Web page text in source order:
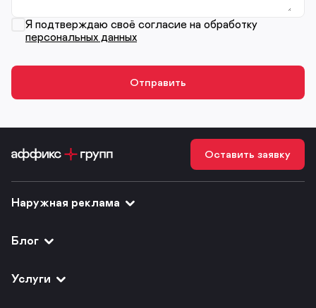
Я подтверждаю своё согласие на обработку
персональных данных
Оставить заявку
Наружная реклама
Блог
Услуги